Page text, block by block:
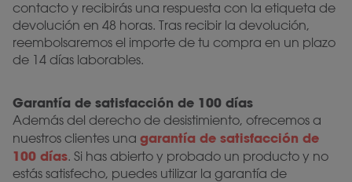
contacto y recibirás una respuesta con la etiqueta de
devolución en 48 horas. Tras recibir la devolución,
reembolsaremos el importe de tu compra en un plazo
de 14 días laborables.
Garantía de satisfacción de 100 días
Además del derecho de desistimiento, ofrecemos a
nuestros clientes una garantía de satisfacción de
100 días. Si has abierto y probado un producto y no
estás satisfecho, puedes utilizar la garantía de